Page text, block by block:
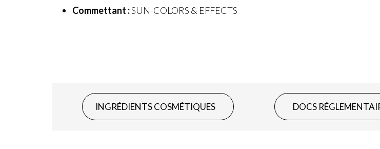
Commettant :SUN-COLORS & EFFECTS
INGRÉDIENTS COSMÉTIQUES DOCS